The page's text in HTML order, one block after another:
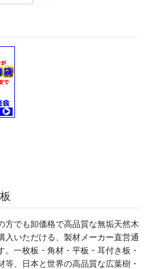
方でも卸価格で高品質な無垢天然木
入いただける、製材メーカー直営通
。一枚板・角材・平板・耳付き板・
等、日本と世界の高品質な広葉樹・